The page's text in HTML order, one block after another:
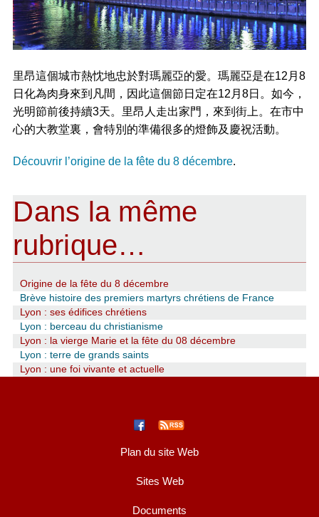
里昂這個城市熱忱地忠於對瑪麗亞的愛。瑪麗亞是在12月8
日化為肉身來到凡間，因此這個節日定在12月8日。如今，
光明節前後持續3天。里昂人走出家門，來到街上。在市中
心的大教堂裏，會特別的準備很多的燈飾及慶祝活動。
Découvrir l’origine de la fête du 8 décembre.
Dans la même
rubrique…
Origine de la fête du 8 décembre
Brève histoire des premiers martyrs chrétiens de France
Lyon : ses édifices chrétiens
Lyon : berceau du christianisme
Lyon : la vierge Marie et la fête du 08 décembre
Lyon : terre de grands saints
Lyon : une foi vivante et actuelle
Plan du site Web
Sites Web
Documents